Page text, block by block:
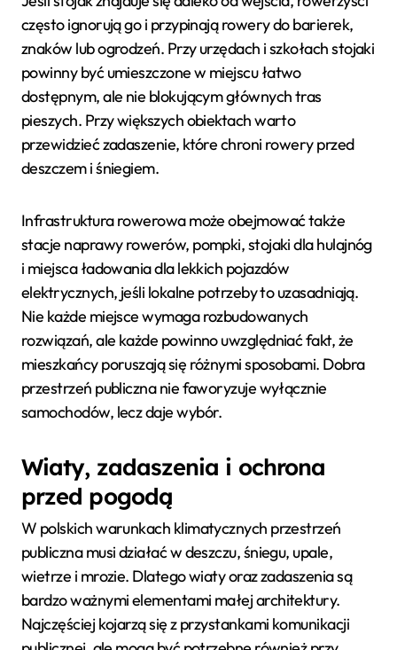
często ignorują go i przypinają rowery do barierek,
znaków lub ogrodzeń. Przy urzędach i szkołach stojaki
powinny być umieszczone w miejscu łatwo
dostępnym, ale nie blokującym głównych tras
pieszych. Przy większych obiektach warto
przewidzieć zadaszenie, które chroni rowery przed
deszczem i śniegiem.
Infrastruktura rowerowa może obejmować także
stacje naprawy rowerów, pompki, stojaki dla hulajnóg
i miejsca ładowania dla lekkich pojazdów
elektrycznych, jeśli lokalne potrzeby to uzasadniają.
Nie każde miejsce wymaga rozbudowanych
rozwiązań, ale każde powinno uwzględniać fakt, że
mieszkańcy poruszają się różnymi sposobami. Dobra
przestrzeń publiczna nie faworyzuje wyłącznie
samochodów, lecz daje wybór.
Wiaty, zadaszenia i ochrona
przed pogodą
W polskich warunkach klimatycznych przestrzeń
publiczna musi działać w deszczu, śniegu, upale,
wietrze i mrozie. Dlatego wiaty oraz zadaszenia są
bardzo ważnymi elementami małej architektury.
Najczęściej kojarzą się z przystankami komunikacji